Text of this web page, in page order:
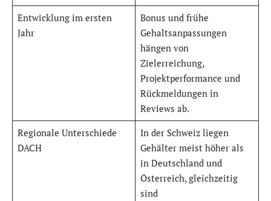
Entwicklung im ersten
Jahr
Bonus und frühe
Gehaltsanpassungen
hängen von
Zielerreichung,
Projektperformance und
Rückmeldungen in
Reviews ab.
Regionale Unterschiede
DACH
In der Schweiz liegen
Gehälter meist höher als
in Deutschland und
Österreich, gleichzeitig
sind